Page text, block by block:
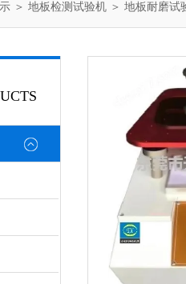
＞ 地板检测试验机 ＞ 地板耐磨试